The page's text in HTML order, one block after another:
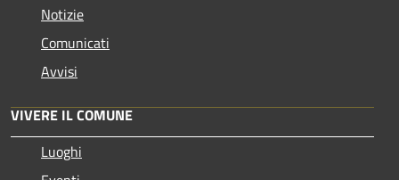
Notizie
Comunicati
Avvisi
VIVERE IL COMUNE
Luoghi